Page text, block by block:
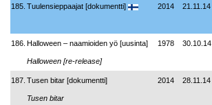
185. Tuulensieppaajat [dokumentti] 2014 21.11.14
186. Halloween – naamioiden yö [uusinta]
Halloween [re-release]
1978 30.10.14
187. Tusen bitar [dokumentti]
Tusen bitar
2014 28.11.14